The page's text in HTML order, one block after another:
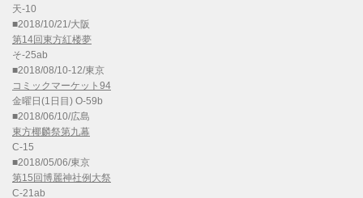
天-10
■2018/10/21/大阪
第14回東方紅楼夢
そ-25ab
■2018/08/10-12/東京
コミックマーケット94
金曜日(1日目) O-59b
■2018/06/10/広島
東方椰麟祭第九幕
C-15
■2018/05/06/東京
第15回博麗神社例大祭
C-21ab